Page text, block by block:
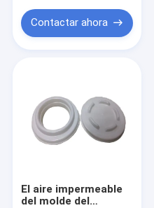
Contactar ahora
El aire impermeable
del molde del